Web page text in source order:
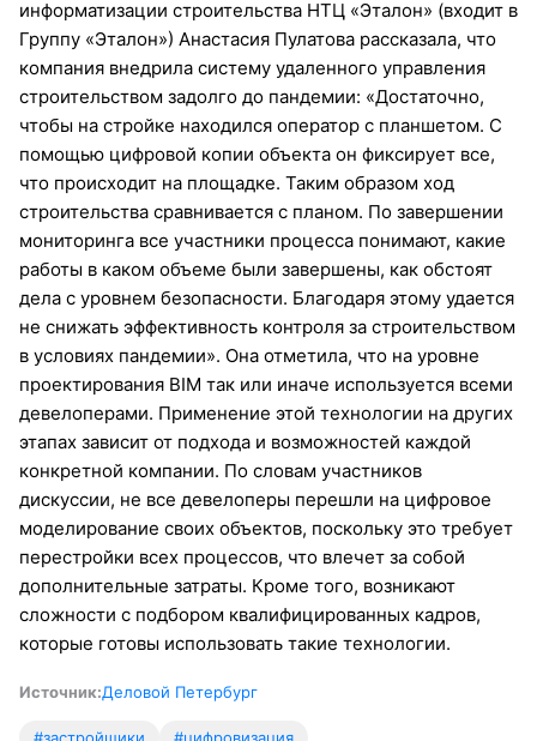
информатизации строительства НТЦ «Эталон» (входит в
Группу «Эталон») Анастасия Пулатова рассказала, что
компания внедрила систему удаленного управления
строительством задолго до пандемии: «Достаточно,
чтобы на стройке находился оператор с планшетом. С
помощью цифровой копии объекта он фиксирует все,
что происходит на площадке. Таким образом ход
строительства сравнивается с планом. По завершении
мониторинга все участники процесса понимают, какие
работы в каком объеме были завершены, как обстоят
дела с уровнем безопасности. Благодаря этому удается
не снижать эффективность контроля за строительством
в условиях пандемии». Она отметила, что на уровне
проектирования BIM так или иначе используется всеми
девелоперами. Применение этой технологии на других
этапах зависит от подхода и возможностей каждой
конкретной компании. По словам участников
дискуссии, не все девелоперы перешли на цифровое
моделирование своих объектов, поскольку это требует
перестройки всех процессов, что влечет за собой
дополнительные затраты. Кроме того, возникают
сложности с подбором квалифицированных кадров,
которые готовы использовать такие технологии.
Источник:Деловой Петербург
#застройщики #цифровизация